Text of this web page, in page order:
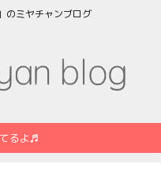
のミヤチャンブログ
るよ♬